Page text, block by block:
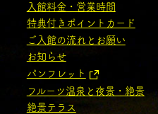
入館料金・営業時間
特典付きポイントカード
ご入館の流れとお願い
お知らせ
パンフレット
フルーツ温泉と夜景・絶景
絶景テラス